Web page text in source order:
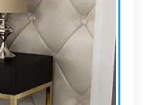
مياه
أثاث
الحيوانات